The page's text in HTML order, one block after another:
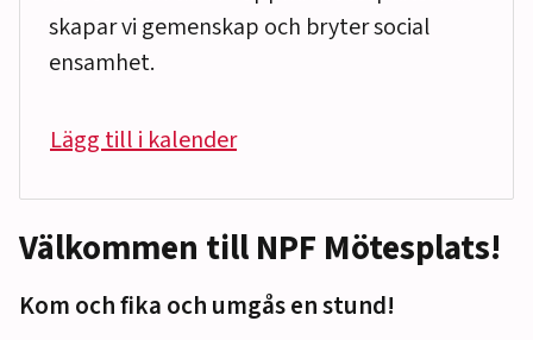
Välkommen till NPF Mötesplats!
Kom och fika och umgås en stund!
skapar vi gemenskap och bryter social
ensamhet.
Lägg till i kalender